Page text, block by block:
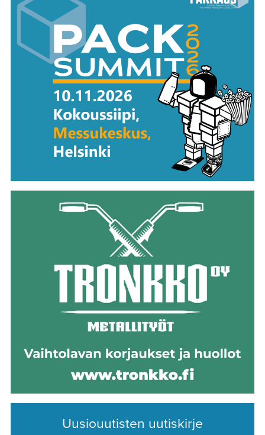
Uusiouutisten uutiskirje